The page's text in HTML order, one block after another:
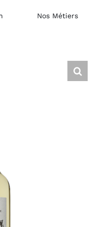
Nos Métiers